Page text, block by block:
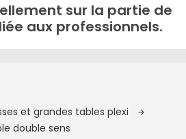
sur la partie de
aux professionnels.
et grandes tables plexi
double sens